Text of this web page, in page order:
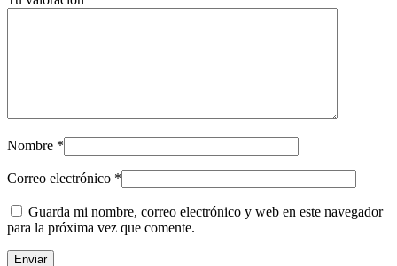
Nombre *
Correo electrónico *
Guarda mi nombre, correo electrónico y web en este navegador
para la próxima vez que comente.